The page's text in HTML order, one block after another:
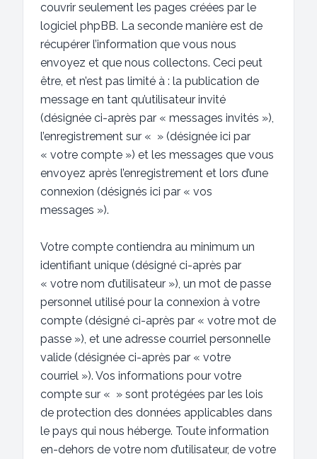
couvrir seulement les pages créées par le
logiciel phpBB. La seconde manière est de
récupérer l’information que vous nous
envoyez et que nous collectons. Ceci peut
être, et n’est pas limité à : la publication de
message en tant qu’utilisateur invité
(désignée ci-après par « messages invités »),
l’enregistrement sur « » (désignée ici par
« votre compte ») et les messages que vous
envoyez après l’enregistrement et lors d’une
connexion (désignés ici par « vos
messages »).
Votre compte contiendra au minimum un
identifiant unique (désigné ci-après par
« votre nom d’utilisateur »), un mot de passe
personnel utilisé pour la connexion à votre
compte (désigné ci-après par « votre mot de
passe »), et une adresse courriel personnelle
valide (désignée ci-après par « votre
courriel »). Vos informations pour votre
compte sur « » sont protégées par les lois
de protection des données applicables dans
le pays qui nous héberge. Toute information
en-dehors de votre nom d’utilisateur, de votre